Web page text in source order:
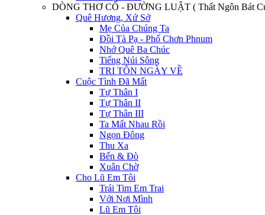
DÒNG THƠ CỔ - ĐƯỜNG LUẬT ( Thất Ngôn Bát
Quê Hương, Xứ Sở
Mẹ Của Chúng Ta
Đồi Tà Pạ - Phố Chơn Phnum
Nhớ Quê Ba Chúc
Tiếng Núi Sông
TRI TÔN NGÀY VỀ
Cuộc Tình Đã Mất
Tự Thân I
Tự Thân II
Tự Thân III
Ta Mất Nhau Rồi
Ngọn Đông
Thu Xa
Bến & Đò
Xuân Chờ
Cho Lũ Em Tôi
Trái Tim Em Trai
Với Nơi Mình
Lũ Em Tôi